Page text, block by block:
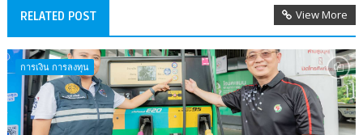
RELATED POST View More
การเงิน การลงทุน